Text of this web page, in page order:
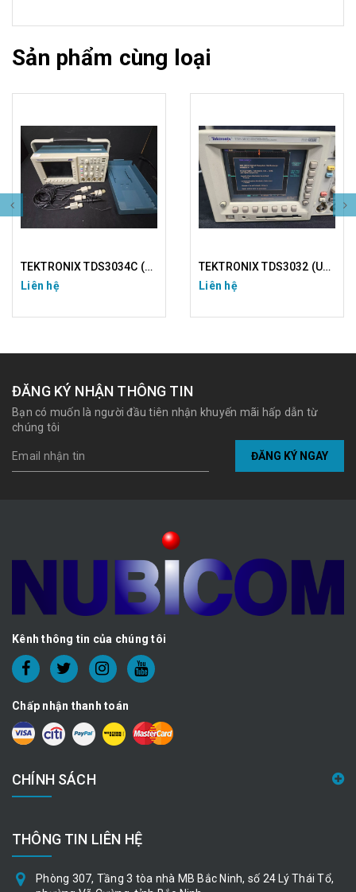
Sản phẩm cùng loại
TEKTRONIX TDS3034C (USED)
Liên hệ
TEKTRONIX TDS3032 (USED)
Liên hệ
ĐĂNG KÝ NHẬN THÔNG TIN
Bạn có muốn là người đầu tiên nhận khuyến mãi hấp dẫn từ
chúng tôi
ĐĂNG KÝ NGAY
Kênh thông tin của chúng tôi
Chấp nhận thanh toán
CHÍNH SÁCH
THÔNG TIN LIÊN HỆ
Phòng 307, Tầng 3 tòa nhà MB Bắc Ninh, số 24 Lý Thái Tổ,